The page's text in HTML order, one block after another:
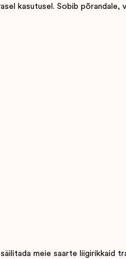
kasutusel. Sobib
meie saarte liigirikkaid